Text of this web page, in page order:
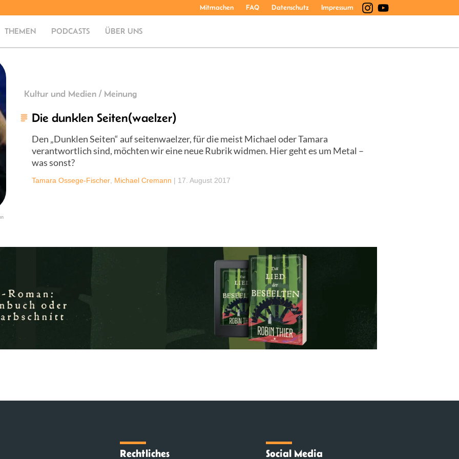
Mitmachen FAQ Datenschutz Impressum
THEMEN PODCASTS ÜBER UNS
Kultur und Medien / Meinung
Die dunklen Seiten(waelzer)
Den „Dunklen Seiten“ auf seitenwaelzer, für die meist Michael oder Tamara
verantwortlich sind, möchten wir eine neue Rubrik widmen. Hier geht es um Metal –
was sonst?
Tamara Ossege-Fischer Michael Cremann | 17. August 2017
Rechtliches Social Media